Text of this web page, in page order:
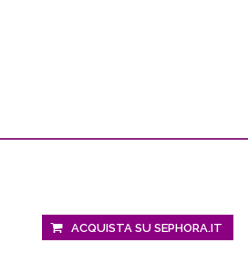
ACQUISTA SU SEPHORA.IT